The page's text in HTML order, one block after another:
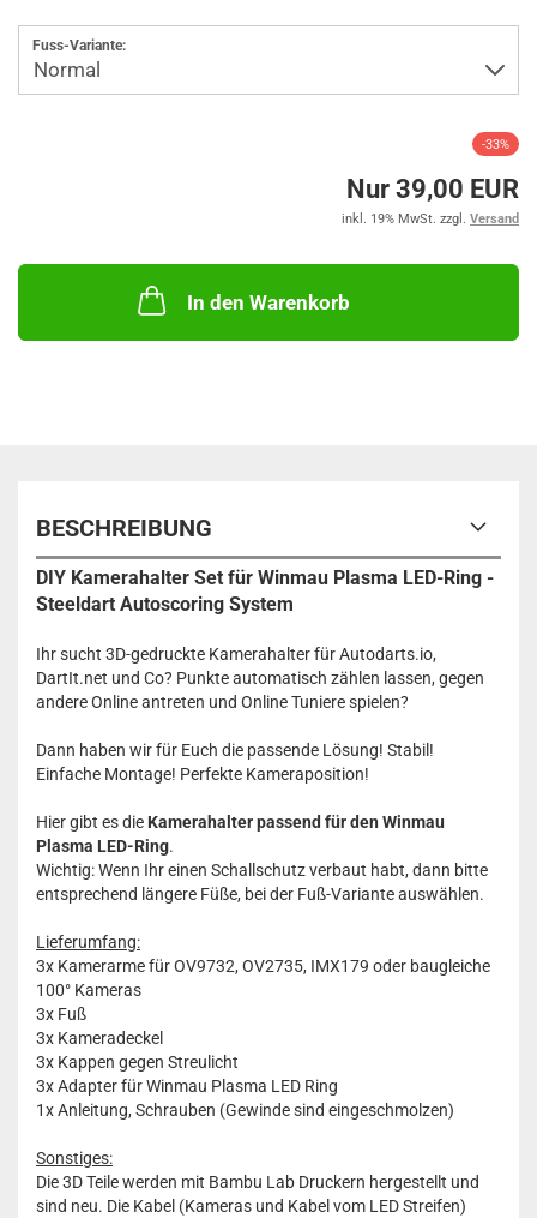
Fuss-Variante:
-33%
Nur 39,00 EUR
inkl. 19% MwSt. zzgl. Versand
In den Warenkorb
BESCHREIBUNG
DIY Kamerahalter Set für Winmau Plasma LED-Ring -
Steeldart Autoscoring System
Ihr sucht 3D-gedruckte Kamerahalter für Autodarts.io,
DartIt.net und Co? Punkte automatisch zählen lassen, gegen
andere Online antreten und Online Tuniere spielen?
Dann haben wir für Euch die passende Lösung! Stabil!
Einfache Montage! Perfekte Kameraposition!
Hier gibt es die Kamerahalter passend für den Winmau
Plasma LED-Ring.
Wichtig: Wenn Ihr einen Schallschutz verbaut habt, dann bitte
entsprechend längere Füße, bei der Fuß-Variante auswählen.
Lieferumfang:
3x Kamerarme für OV9732, OV2735, IMX179 oder baugleiche
100° Kameras
3x Fuß
3x Kameradeckel
3x Kappen gegen Streulicht
3x Adapter für Winmau Plasma LED Ring
1x Anleitung, Schrauben (Gewinde sind eingeschmolzen)
Sonstiges:
Die 3D Teile werden mit Bambu Lab Druckern hergestellt und
sind neu. Die Kabel (Kameras und Kabel vom LED Streifen)